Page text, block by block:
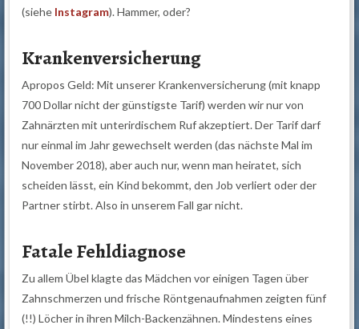
(siehe Instagram). Hammer, oder?
Krankenversicherung
Apropos Geld: Mit unserer Krankenversicherung (mit knapp
700 Dollar nicht der günstigste Tarif) werden wir nur von
Zahnärzten mit unterirdischem Ruf akzeptiert. Der Tarif darf
nur einmal im Jahr gewechselt werden (das nächste Mal im
November 2018), aber auch nur, wenn man heiratet, sich
scheiden lässt, ein Kind bekommt, den Job verliert oder der
Partner stirbt. Also in unserem Fall gar nicht.
Fatale Fehldiagnose
Zu allem Übel klagte das Mädchen vor einigen Tagen über
Zahnschmerzen und frische Röntgenaufnahmen zeigten fünf
(!!) Löcher in ihren Milch-Backenzähnen. Mindestens eines